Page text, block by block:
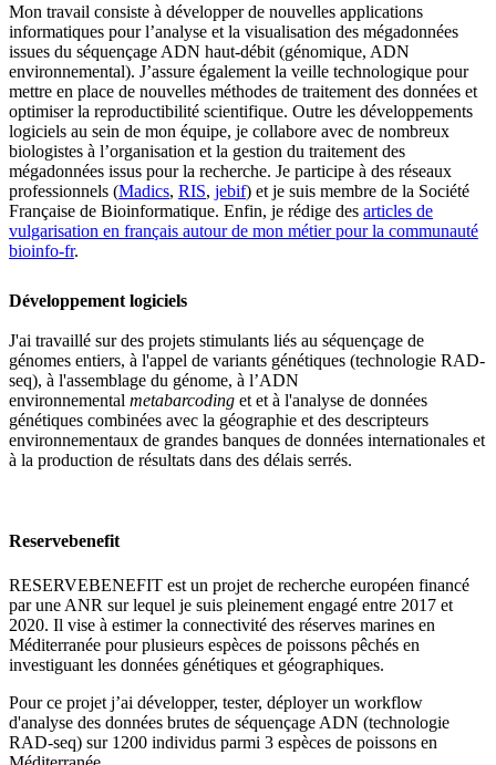
Mon travail consiste à développer de nouvelles applications
informatiques pour l’analyse et la visualisation des mégadonnées
issues du séquençage ADN haut-débit (génomique, ADN
environnemental). J’assure également la veille technologique pour
mettre en place de nouvelles méthodes de traitement des données et
optimiser la reproductibilité scientifique. Outre les développements
logiciels au sein de mon équipe, je collabore avec de nombreux
biologistes à l’organisation et la gestion du traitement des
mégadonnées issus pour la recherche. Je participe à des réseaux
professionnels (Madics, RIS, jebif) et je suis membre de la Société
Française de Bioinformatique. Enfin, je rédige des articles de
vulgarisation en français autour de mon métier pour la communauté
bioinfo-fr.
Développement logiciels
J'ai travaillé sur des projets stimulants liés au séquençage de
génomes entiers, à l'appel de variants génétiques (technologie RAD-
seq), à l'assemblage du génome, à l’ADN
environnemental metabarcoding et et à l'analyse de données
génétiques combinées avec la géographie et des descripteurs
environnementaux de grandes banques de données internationales et
à la production de résultats dans des délais serrés.
Reservebenefit
RESERVEBENEFIT est un projet de recherche européen financé
par une ANR sur lequel je suis pleinement engagé entre 2017 et
2020. Il vise à estimer la connectivité des réserves marines en
Méditerranée pour plusieurs espèces de poissons pêchés en
investiguant les données génétiques et géographiques.
Pour ce projet j’ai développer, tester, déployer un workflow
d'analyse des données brutes de séquençage ADN (technologie
RAD-seq) sur 1200 individus parmi 3 espèces de poissons en